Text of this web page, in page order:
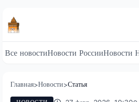
Все новостиНовости РоссииНовости
Главная>Новости>Статья